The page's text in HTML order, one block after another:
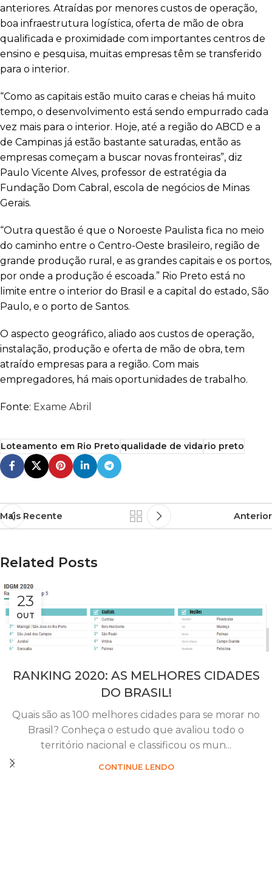
anteriores. Atraídas por menores custos de operação,
boa infraestrutura logística, oferta de mão de obra
qualificada e proximidade com importantes centros de
ensino e pesquisa, muitas empresas têm se transferido
para o interior.
“Como as capitais estão muito caras e cheias há muito
tempo, o desenvolvimento está sendo empurrado cada
vez mais para o interior. Hoje, até a região do ABCD e a
de Campinas já estão bastante saturadas, então as
empresas começam a buscar novas fronteiras”, diz
Paulo Vicente Alves, professor de estratégia da
Fundação Dom Cabral, escola de negócios de Minas
Gerais.
“Outra questão é que o Noroeste Paulista fica no meio
do caminho entre o Centro-Oeste brasileiro, região de
grande produção rural, e as grandes capitais e os portos,
por onde a produção é escoada.” Rio Preto está no
limite entre o interior do Brasil e a capital do estado, São
Paulo, e o porto de Santos.
O aspecto geográfico, aliado aos custos de operação,
instalação, produção e oferta de mão de obra, tem
atraído empresas para a região. Com mais
empregadores, há mais oportunidades de trabalho.
Fonte: Exame Abril
Loteamento em Rio Pretoqualidade de vidario preto
Mais Recente Anterior
Related Posts
23
OUT
RANKING 2020: AS MELHORES CIDADES
DO BRASIL!
Quais são as 100 melhores cidades para se morar no
Brasil? Conheça o estudo que avaliou todo o
território nacional e classificou os mun...
CONTINUE LENDO